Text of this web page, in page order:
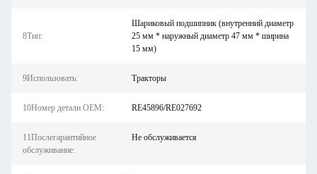
8Тип:
Шариковый подшипник (внутренний диаметр
25 мм * наружный диаметр 47 мм * ширина
15 мм)
9Использовать: Тракторы
10Номер детали OEM: RE45896/RE027692
11Послегарантийное
обслуживание:
Не обслуживается